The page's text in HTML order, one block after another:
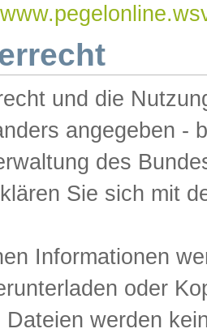
und die
angegeben -
des
Sie sich mit
Informationen
oder
Dateien werden